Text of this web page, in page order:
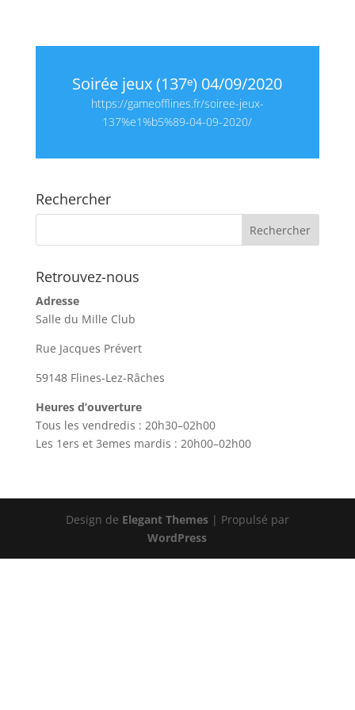
Soirée jeux (137ᵉ) 04/09/2020
https://gameofflines.fr/soiree-jeux-
137%e1%b5%89-04-09-2020/
Rechercher
Retrouvez-nous
Adresse
Salle du Mille Club
Rue Jacques Prévert
59148 Flines-Lez-Râches
Heures d’ouverture
Tous les vendredis : 20h30–02h00
Les 1ers et 3emes mardis : 20h00–02h00
Design de Elegant Themes| Propulsé par
WordPress